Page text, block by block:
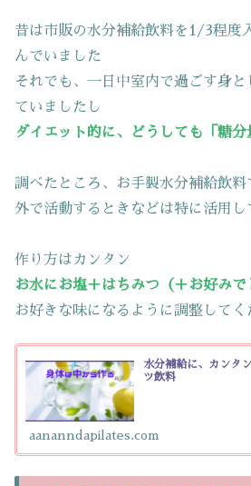
昔は市販の水分補給飲料を1/3程度
んでいました
それでも、一日中室内で過ごす身
ていましたし
ダイエット的に、どうしても「糖
調べたところ、お手製水分補給飲料
外で活動するときなどは特に活用し
作り方はカンタン
お水にお塩＋はちみつ（＋お好みで
お好きな味になるように調整してく
水分補給に、カンタ
ツ飲料
aananndapilates.com